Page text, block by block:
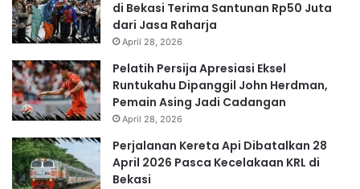
di Bekasi Terima Santunan Rp50 Juta
dari Jasa Raharja
April 28, 2026
Pelatih Persija Apresiasi Eksel
Runtukahu Dipanggil John Herdman,
Pemain Asing Jadi Cadangan
April 28, 2026
Perjalanan Kereta Api Dibatalkan 28
April 2026 Pasca Kecelakaan KRL di
Bekasi